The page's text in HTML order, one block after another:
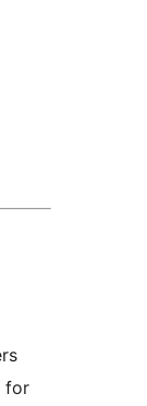
for